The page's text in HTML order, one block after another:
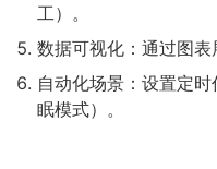
工）。
数据可视化：通过图表
自动化场景：设置定
眠模式）。